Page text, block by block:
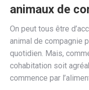
animaux de
On peut tous être
animal de compagnie
quotidien. Mais,
cohabitation soit
commence par